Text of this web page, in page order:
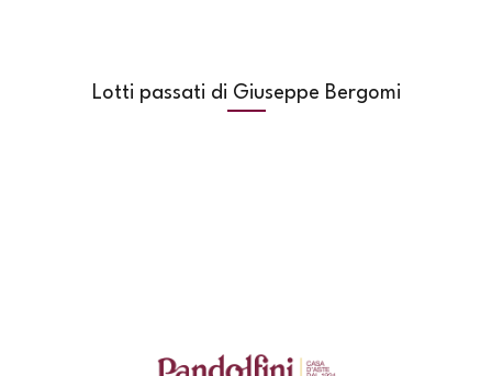
Lotti passati di Giuseppe Bergomi